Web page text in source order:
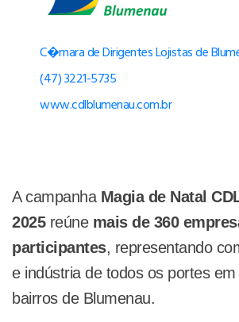
C�mara de Dirigentes Lojistas de
(47) 3221-5735
www.cdlblumenau.com.br
A campanha Magia de Natal
2025reúne mais de 360
participantes, representando
e indústria de todos os portes
bairros de Blumenau.